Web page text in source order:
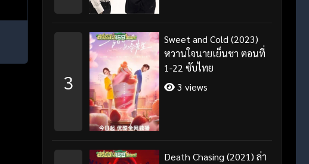
3
Sweet and Cold (2023)
หวานใจนายเย็นชา ตอนที่
1-22 ซับไทย
3 views
Death Chasing (2021) ล่า